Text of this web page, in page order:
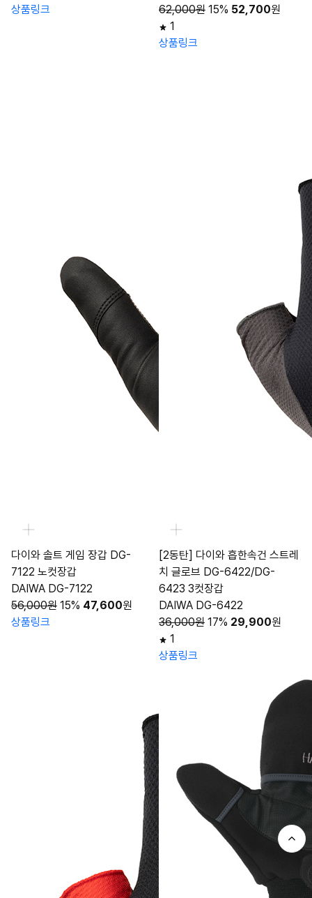
상품링크
62,000원 15% 52,700원
1
상품링크
다이와 솔트 게임 장갑 DG-
7122 노컷장갑
DAIWA DG-7122
56,000원 15% 47,600원
상품링크
[2동탄] 다이와 흡한속건 스트레
치 글로브 DG-6422/DG-
6423 3컷장갑
DAIWA DG-6422
36,000원 17% 29,900원
1
상품링크